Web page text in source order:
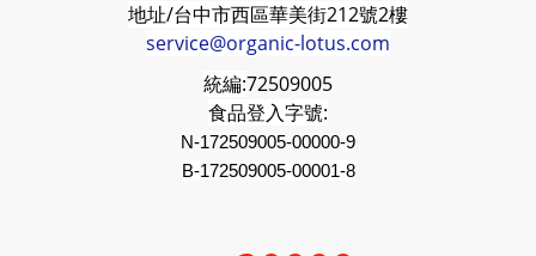
地址/台中市西區華美街212號2樓
service@organic-lotus.com
統編:72509005
食品登入字號:
N-172509005-00000-9
B-172509005-00001-8